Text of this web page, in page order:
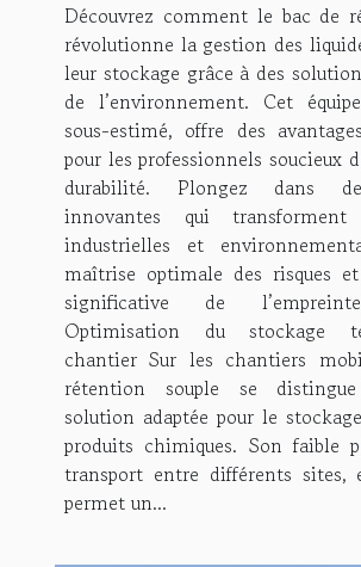
Découvrez comment le bac de
révolutionne la gestion des
leur stockage grâce à des
de l’environnement. Cet
sous-estimé, offre des
pour les professionnels soucieux
durabilité. Plongez dans
innovantes qui transforment
industrielles et
maîtrise optimale des risques
significative de
Optimisation du stockage
chantier Sur les chantiers
rétention souple se
solution adaptée pour le
produits chimiques. Son faible
transport entre différents sites,
permet un...